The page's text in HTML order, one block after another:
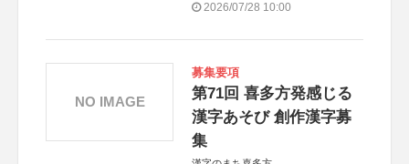
2026/07/28 10:00
募集要項
第71回 喜多方発感じる
漢字あそび 創作漢字募
集
NO IMAGE